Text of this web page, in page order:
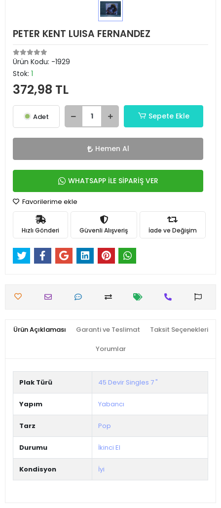
PETER KENT LUISA FERNANDEZ
Ürün Kodu: -1929
Stok: 1
372,98 TL
Adet Sepete Ekle
Hemen Al
WHATSAPP İLE SİPARİŞ VER
Favorilerime ekle
Hızlı Gönderi Güvenli Alışveriş İade ve Değişim
Ürün Açıklaması Garanti ve Teslimat Taksit Seçenekleri
Yorumlar
Plak Türü 45 Devir Singles 7 "
Yapım Yabancı
Tarz Pop
Durumu İkinci El
Kondisyon İyi